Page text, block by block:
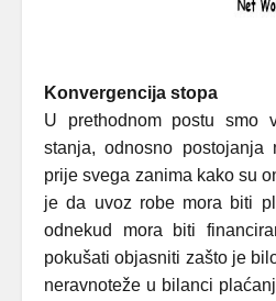
Konvergencija stopa
U prethodnom postu smo
stanja, odnosno postojanja
prije svega zanima kako su
je da uvoz robe mora biti
odnekud mora biti
pokušati objasniti zašto je
neravnoteže u bilanci